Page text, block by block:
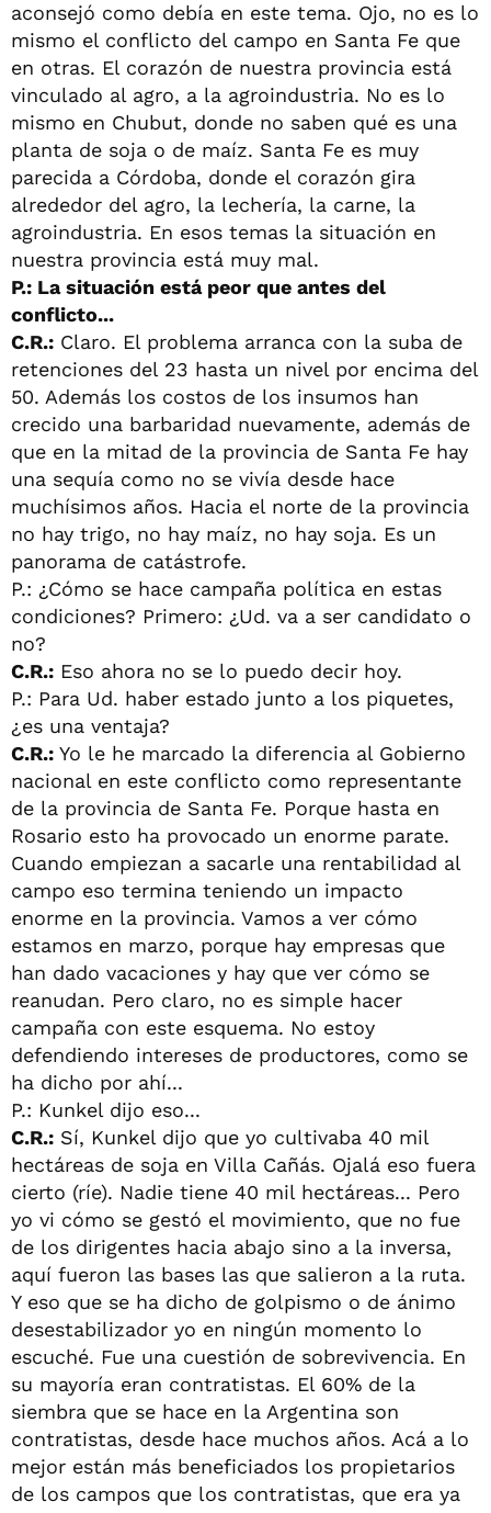
aconsejó como debía en este tema. Ojo, no es lo
mismo el conflicto del campo en Santa Fe que
en otras. El corazón de nuestra provincia está
vinculado al agro, a la agroindustria. No es lo
mismo en Chubut, donde no saben qué es una
planta de soja o de maíz. Santa Fe es muy
parecida a Córdoba, donde el corazón gira
alrededor del agro, la lechería, la carne, la
agroindustria. En esos temas la situación en
nuestra provincia está muy mal.
P.: La situación está peor que antes del
conflicto...
C.R.: Claro. El problema arranca con la suba de
retenciones del 23 hasta un nivel por encima del
50. Además los costos de los insumos han
crecido una barbaridad nuevamente, además de
que en la mitad de la provincia de Santa Fe hay
una sequía como no se vivía desde hace
muchísimos años. Hacia el norte de la provincia
no hay trigo, no hay maíz, no hay soja. Es un
panorama de catástrofe.
P.: ¿Cómo se hace campaña política en estas
condiciones? Primero: ¿Ud. va a ser candidato o
no?
C.R.: Eso ahora no se lo puedo decir hoy.
P.: Para Ud. haber estado junto a los piquetes,
¿es una ventaja?
C.R.: Yo le he marcado la diferencia al Gobierno
nacional en este conflicto como representante
de la provincia de Santa Fe. Porque hasta en
Rosario esto ha provocado un enorme parate.
Cuando empiezan a sacarle una rentabilidad al
campo eso termina teniendo un impacto
enorme en la provincia. Vamos a ver cómo
estamos en marzo, porque hay empresas que
han dado vacaciones y hay que ver cómo se
reanudan. Pero claro, no es simple hacer
campaña con este esquema. No estoy
defendiendo intereses de productores, como se
ha dicho por ahí...
P.: Kunkel dijo eso...
C.R.: Sí, Kunkel dijo que yo cultivaba 40 mil
hectáreas de soja en Villa Cañás. Ojalá eso fuera
cierto (ríe). Nadie tiene 40 mil hectáreas... Pero
yo vi cómo se gestó el movimiento, que no fue
de los dirigentes hacia abajo sino a la inversa,
aquí fueron las bases las que salieron a la ruta.
Y eso que se ha dicho de golpismo o de ánimo
desestabilizador yo en ningún momento lo
escuché. Fue una cuestión de sobrevivencia. En
su mayoría eran contratistas. El 60% de la
siembra que se hace en la Argentina son
contratistas, desde hace muchos años. Acá a lo
mejor están más beneficiados los propietarios
de los campos que los contratistas, que era ya